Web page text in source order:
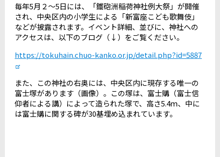
毎年5月２～5日には、「鐵砲洲稲荷神社例大祭」が開催
され、中央区内の小学生による「新富座こども歌舞伎」
などが披露されます。イベント詳細、並びに、神社への
アクセスは、以下のブログ（↓）をご覧ください。
https://tokuhain.chuo-kanko.or.jp/detail.php?id=5887
また、この神社の右奥には、中央区内に現存する唯一の
富士塚があります（画像）。この塚は、富士購（富士信
仰者による講）によって造られた塚で、高さ5.4ｍ、中に
は富士購に関する碑が30基埋め込まれています。